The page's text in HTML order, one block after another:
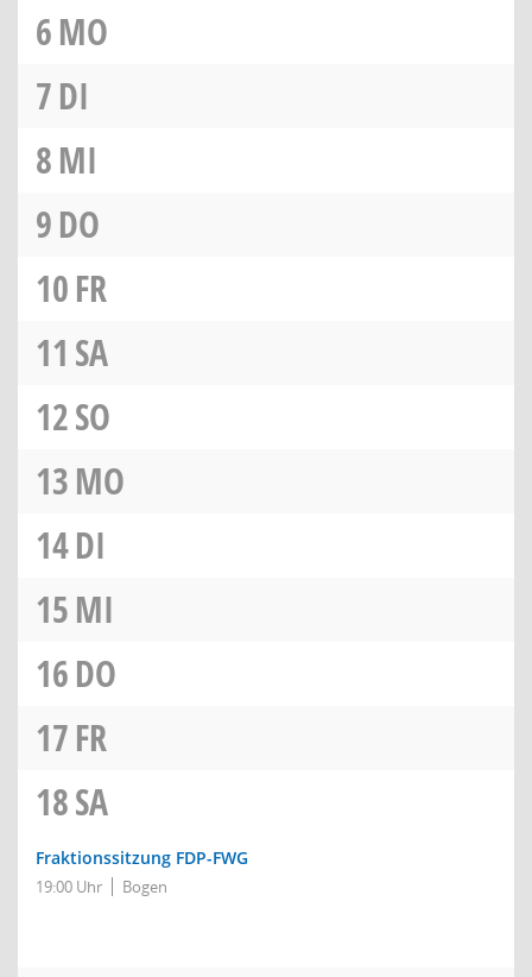
6MO
7DI
8MI
9DO
10FR
11 SA
12SO
13MO
14DI
15MI
16DO
17FR
18SA
Fraktionssitzung FDP-FWG
19:00 Uhr Bogen